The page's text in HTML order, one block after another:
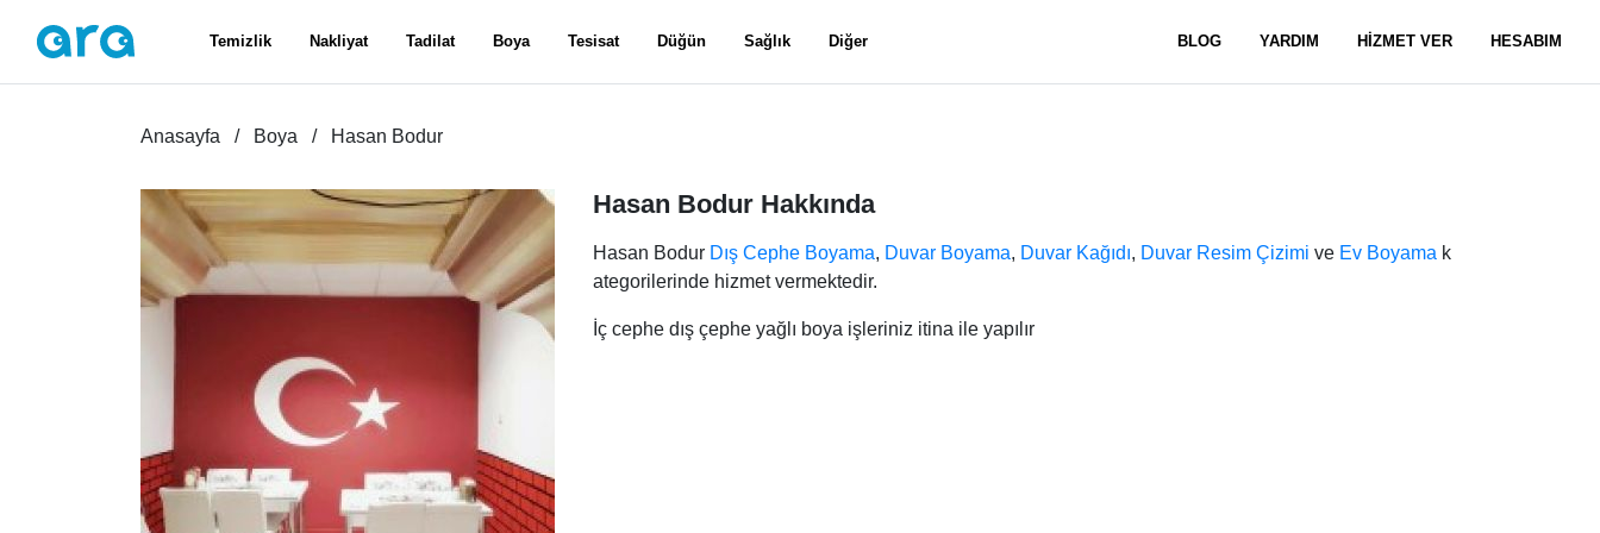
Temizlik Nakliyat Tadilat Boya Tesisat Düğün Sağlık Diğer BLOG YARDIM HİZMET VER HESABIM
Anasayfa Boya Hasan Bodur
Hasan Bodur Hakkında
Hasan Bodur Dış Cephe Boyama, Duvar Boyama, Duvar Kağıdı, Duvar Resim Çizimi ve Ev Boyama k
ategorilerinde hizmet vermektedir.
İç cephe dış çephe yağlı boya işleriniz itina ile yapılır